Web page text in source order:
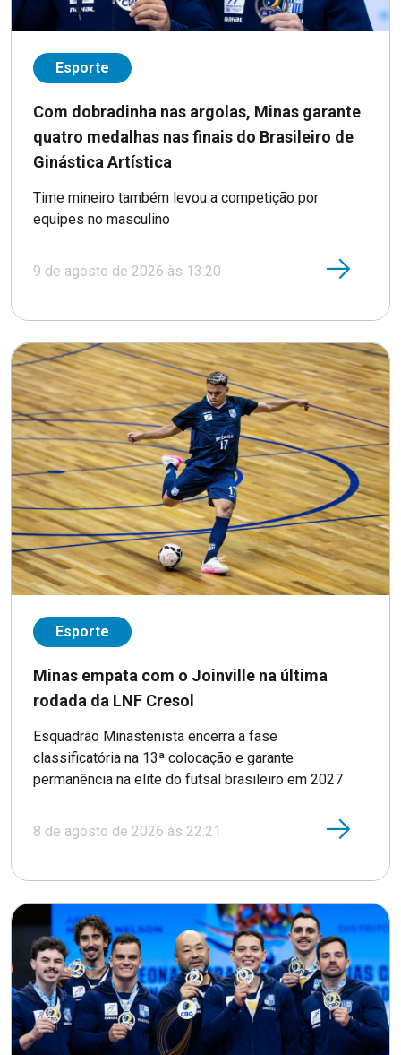
Esporte
Com dobradinha nas argolas, Minas garante
quatro medalhas nas finais do Brasileiro de
Ginástica Artística
Time mineiro também levou a competição por
equipes no masculino
9 de agosto de 2026 às 13:20
Esporte
Minas empata com o Joinville na última
rodada da LNF Cresol
Esquadrão Minastenista encerra a fase
classificatória na 13ª colocação e garante
permanência na elite do futsal brasileiro em 2027
8 de agosto de 2026 às 22:21